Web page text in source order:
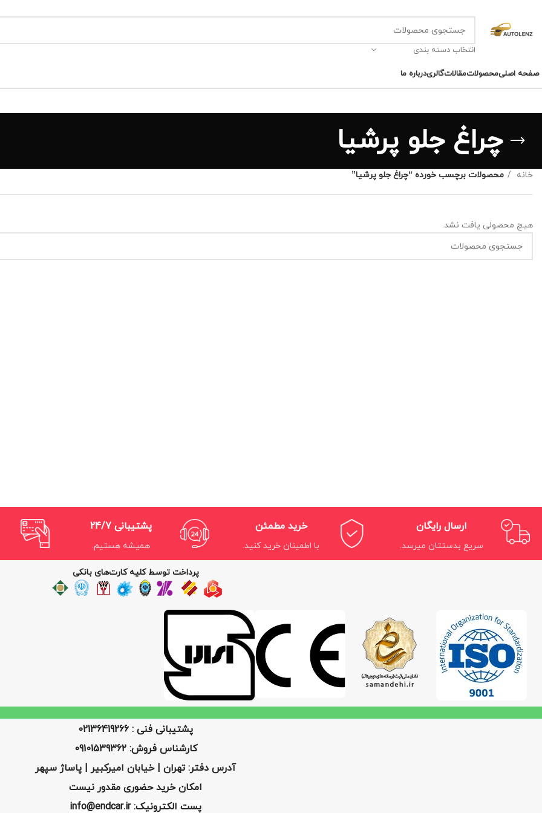
انتخاب دسته بندی
صفحه اصلیمحصولاتمقالاتگالریدرباره ما
چراغ جلو پرشیا
خانه محصولات برچسب خورده “چراغ جلو پرشیا”
هیچ محصولی یافت نشد.
ارسال رایگان
سریع بدستتان میرسد.
خرید مطمئن
با اطمینان خرید کنید.
پشتیبانی 24/7
همیشه هستیم.
پرداخت توسط کلیه کارت‌های بانکی
پشتیبانی فنی : 02136419266
کارشناس فروش: 09101539362
آدرس دفتر: تهران | خیابان امیرکبیر | پاساژ سپهر
امکان خرید حضوری مقدور نیست
پست الکترونیک: info@endcar.ir